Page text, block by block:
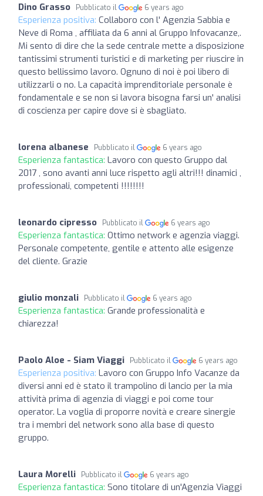
Dino Grasso Pubblicato il 6 years ago
Esperienza positiva: Collaboro con l' Agenzia Sabbia e
Neve di Roma , affiliata da 6 anni al Gruppo Infovacanze,.
Mi sento di dire che la sede centrale mette a disposizione
tantissimi strumenti turistici e di marketing per riuscire in
questo bellissimo lavoro. Ognuno di noi è poi libero di
utilizzarli o no. La capacità imprenditoriale personale è
fondamentale e se non si lavora bisogna farsi un' analisi
di coscienza per capire dove si è sbagliato.
lorena albanese Pubblicato il 6 years ago
Esperienza fantastica: Lavoro con questo Gruppo dal
2017 , sono avanti anni luce rispetto agli altri!!! dinamici ,
professionali, competenti !!!!!!!!
leonardo cipresso Pubblicato il 6 years ago
Esperienza fantastica: Ottimo network e agenzia viaggi.
Personale competente, gentile e attento alle esigenze
del cliente. Grazie
giulio monzali Pubblicato il 6 years ago
Esperienza fantastica: Grande professionalità e
chiarezza!
Paolo Aloe - Siam Viaggi Pubblicato il 6 years ago
Esperienza positiva: Lavoro con Gruppo Info Vacanze da
diversi anni ed è stato il trampolino di lancio per la mia
attività prima di agenzia di viaggi e poi come tour
operator. La voglia di proporre novità e creare sinergie
tra i membri del network sono alla base di questo
gruppo.
Laura Morelli Pubblicato il 6 years ago
Esperienza fantastica: Sono titolare di un'Agenzia Viaggi